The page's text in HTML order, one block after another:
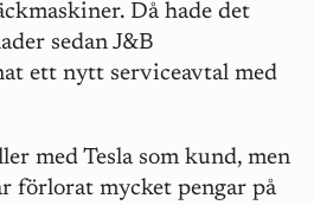
Då hade det
sedan J&B
ett nytt serviceavtal med
med Tesla som kund, men
förlorat mycket pengar på